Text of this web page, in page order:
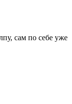
сам по себе уже